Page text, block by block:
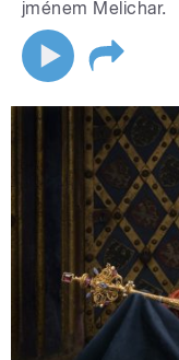
jménem Melichar.